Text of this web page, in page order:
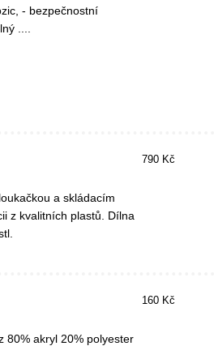
- bezpečnostní
....
a skládacím
z kvalitních plastů. Dílna
790 Kč
80% akryl 20% polyester
160 Kč